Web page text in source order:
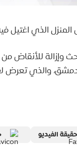
المنزل الذي
وإزالة للأنقاض
والذي تعرض لغارة
حقيقة الفيديو